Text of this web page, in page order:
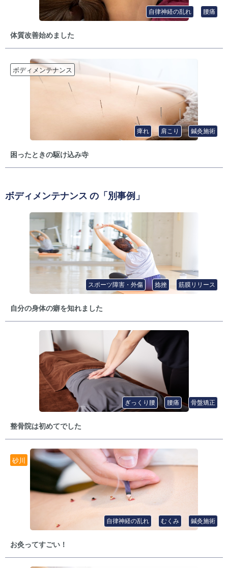
自律神経の乱れ 腰痛
体質改善始めました
ボディメンテナンス
痺れ 肩こり 鍼灸施術
困ったときの駆け込み寺
ボディメンテナンス の「別事例」
スポーツ障害・外傷 捻挫 筋膜リリース
自分の身体の癖を知れました
ぎっくり腰 腰痛 骨盤矯正
整骨院は初めてでした
砂川
自律神経の乱れ むくみ 鍼灸施術
お灸ってすごい！